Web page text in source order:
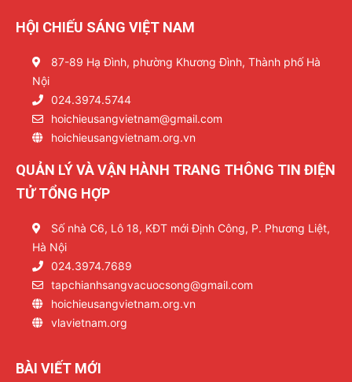
HỘI CHIẾU SÁNG VIỆT NAM
87-89 Hạ Đình, phường Khương Đình, Thành phố Hà
Nội
024.3974.5744
hoichieusangvietnam@gmail.com
hoichieusangvietnam.org.vn
QUẢN LÝ VÀ VẬN HÀNH TRANG THÔNG TIN ĐIỆN
TỬ TỔNG HỢP
Số nhà C6, Lô 18, KĐT mới Định Công, P. Phương Liệt,
Hà Nội
024.3974.7689
tapchianhsangvacuocsong@gmail.com
hoichieusangvietnam.org.vn
vlavietnam.org
BÀI VIẾT MỚI